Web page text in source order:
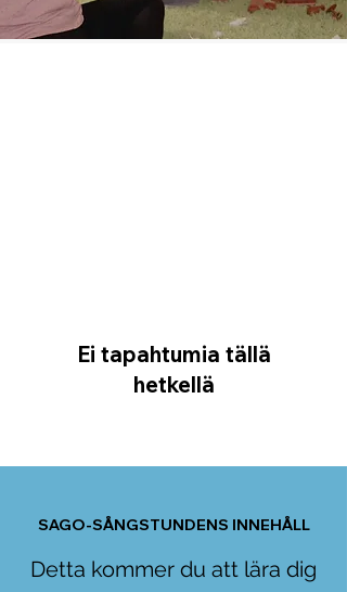
Ei tapahtumia tällä
hetkellä
SAGO-SÅNGSTUNDENS INNEHÅLL
Detta kommer du att lära dig